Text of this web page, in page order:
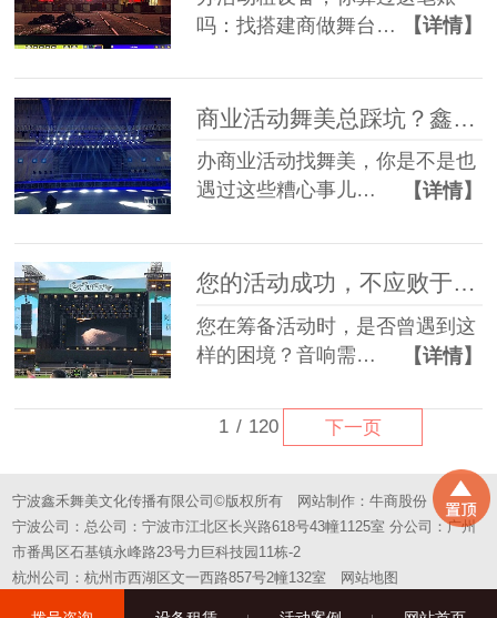
吗：找搭建商做舞台…
【详情】
商业活动舞美总踩坑？鑫禾一站式方案帮您避坑
办商业活动找舞美，你是不是也
遇过这些糟心事儿…
【详情】
您的活动成功，不应败于“拼凑”的舞台——选择一站式，选择省心
您在筹备活动时，是否曾遇到这
样的困境？音响需…
【详情】
1 / 120 下一页
宁波鑫禾舞美文化传播有限公司©版权所有 网站制作：牛商股份
宁波公司：总公司：宁波市江北区长兴路618号43幢1125室 分公司：广州
市番禺区石基镇永峰路23号力巨科技园11栋-2
杭州公司：杭州市西湖区文一西路857号2幢132室
网站地图